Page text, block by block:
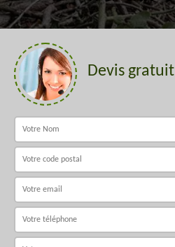
Devis gratuit